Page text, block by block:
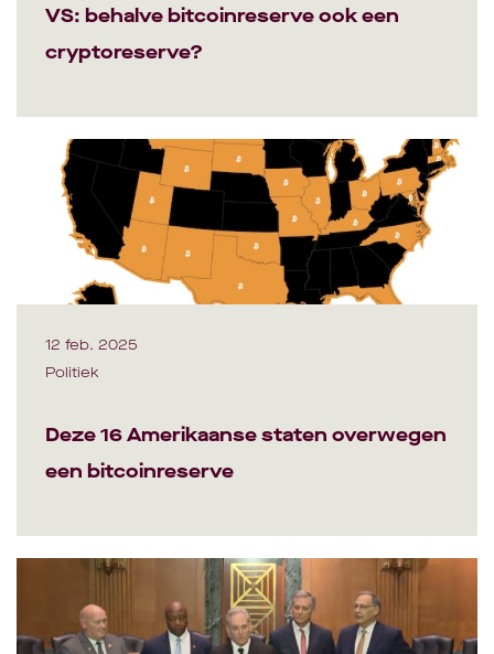
VS: behalve bitcoinreserve ook een
cryptoreserve?
12 feb. 2025
Politiek
Deze 16 Amerikaanse staten overwegen
een bitcoinreserve